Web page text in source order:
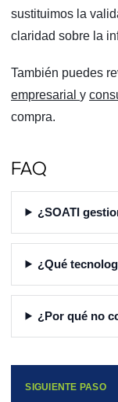
sustituimos la
claridad sobre la
También puedes
empresarial y
compra.
FAQ
¿SOATI
¿Qué
¿Por qué no
SIGUIENTE PASO